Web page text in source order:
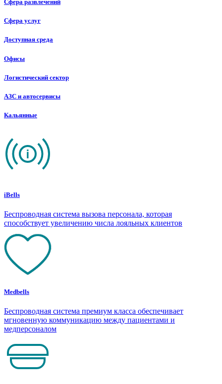
Сфера развлечений
Сфера услуг
Доступная среда
Офисы
Логистический сектор
АЗС и автосервисы
Кальянные
iBells
Беспроводная система вызова персонала, которая
способствует увеличению числа лояльных клиентов
Medbells
Беспроводная система премиум класса обеспечивает
мгновенную коммуникацию между пациентами и
медперсоналом